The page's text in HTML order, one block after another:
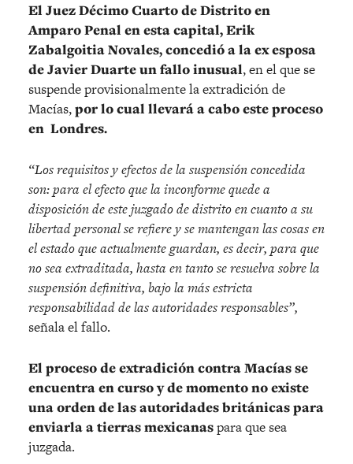
El Juez Décimo Cuarto de Distrito en
Amparo Penal en esta capital, Erik
Zabalgoitia Novales, concedió a la ex esposa
de Javier Duarte un fallo inusual, en el que se
suspende provisionalmente la extradición de
Macías,por lo cual llevará a cabo este proceso
en Londres.
“Los requisitos y efectos de la suspensión concedida
son: para el efecto que la inconforme quede a
disposición de este juzgado de distrito en cuanto a su
libertad personal se refiere y se mantengan las cosas en
el estado que actualmente guardan, es decir, para que
no sea extraditada, hasta en tanto se resuelva sobre la
suspensión definitiva, bajo la más estricta
responsabilidad de las autoridades responsables”,
señala el fallo.
El proceso de extradición contra Macías se
encuentra en curso y de momento no existe
una orden de las autoridades británicas para
enviarla a tierras mexicanaspara que sea
juzgada.